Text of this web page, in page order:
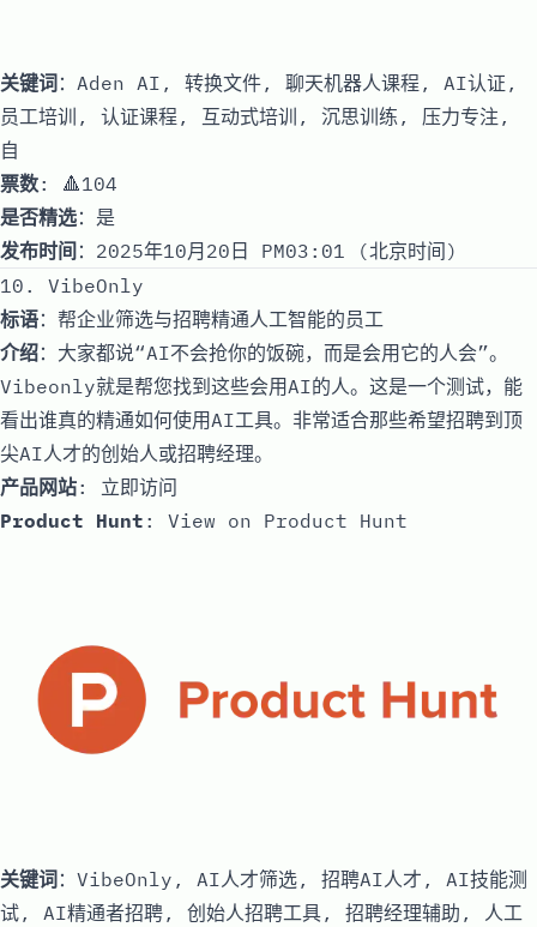
关键词 ：Aden AI, 转换文件, 聊天机器人课程, AI认证,
员工培训, 认证课程, 互动式培训, 沉思训练, 压力专注,
自
票数: 🔺104
是否精选：是
发布时间 ：2025年10月20日 PM03:01 (北京时间)
10. VibeOnly
标语：帮企业筛选与招聘精通人工智能的员工
介绍：大家都说“AI不会抢你的饭碗，而是会用它的人会”。
Vibeonly就是帮您找到这些会用AI的人。这是一个测试，能
看出谁真的精通如何使用AI工具。非常适合那些希望招聘到顶
尖AI人才的创始人或招聘经理。
产品网站: 立即访问
Product Hunt : View on Product Hunt
关键词：VibeOnly, AI人才筛选, 招聘AI人才, AI技能测
试, AI精通者招聘, 创始人招聘工具, 招聘经理辅助, 人工